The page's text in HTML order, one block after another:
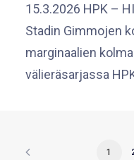
15.3.2026 HPK –
Stadin Gimmojen
marginaalien
välieräsarjassa
1